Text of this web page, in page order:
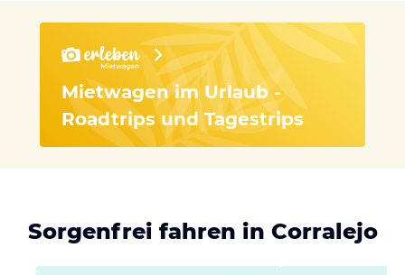
Mietwagen im Urlaub -
Roadtrips und Tagestrips
Sorgenfrei fahren in Corralejo